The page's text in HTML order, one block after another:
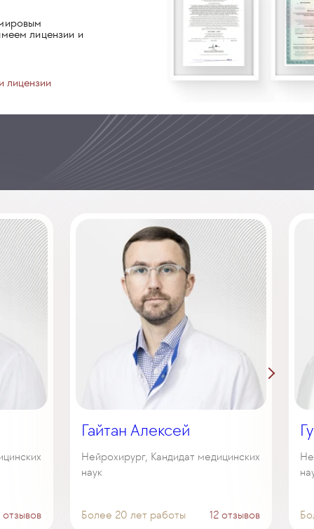
лицензии и
лицензии
отзывов
Гайтан Алексей
Нейрохирург, Кандидат медицинских
наук
Более 20 лет работы 12 отзывов